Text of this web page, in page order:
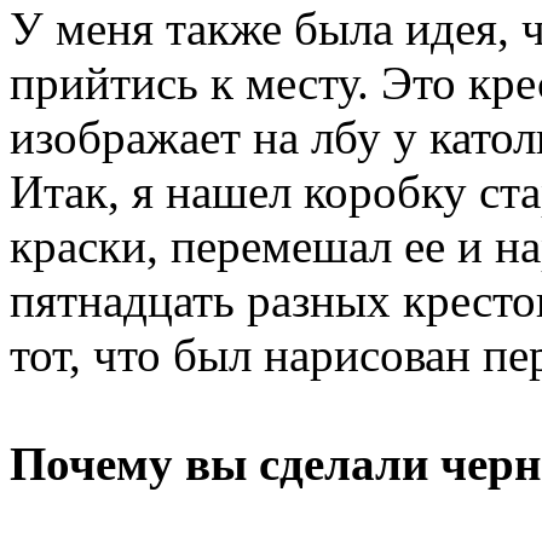
У меня также была идея,
прийтись к месту. Это
изображает на лбу у
Итак, я нашел коробку
краски, перемешал ее и
пятнадцать разных
тот, что был нарисован
Почему вы сделали